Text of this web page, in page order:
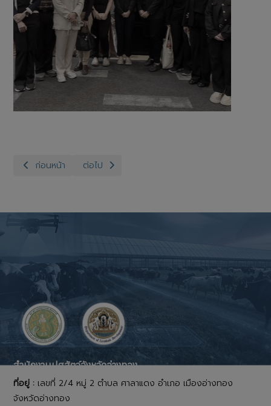
เนื้อหาก่อนหน้า: สำนักงานปศุสัตว์จังหวัดอ่างทอง กลุ่มส่งเสริมและ
ก่อนหน้า เนื้อหาถัดไป: สำนักงานปศุสัตว์จังหวัดอ่างทอง กลุ่
ต่อไป
สำนักงานปศุสัตว์จังหวัดอ่างทอง
ที่อยู่ : เลขที่ 2/4 หมู่ 2 ตำบล ศาลาแดง อำเภอ เมืองอ่างทอง
จังหวัดอ่างทอง